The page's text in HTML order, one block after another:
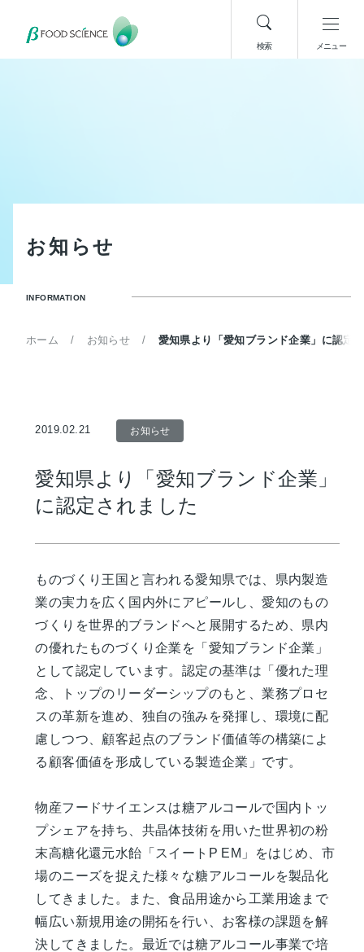
検索 メニュー
お知 らせ
INFORMATION
ホーム お知らせ 愛知県より「愛知ブランド企業」に認定
2019.02.21 お知らせ
愛知県より「愛知ブランド企業」
に認定されました
ものづくり王国と言われる愛知県では、県内製造
業の実力を広く国内外にアピールし、愛知のもの
づくりを世界的ブランドへと展開するため、県内
の優れたものづくり企業を「愛知ブランド企業」
として認定しています。認定の基準は「優れた理
念、トップのリーダーシップのもと、業務プロセ
スの革新を進め、独自の強みを発揮し、環境に配
慮しつつ、顧客起点のブランド価値等の構築によ
る顧客価値を形成している製造企業」です。
物産フードサイエンスは糖アルコールで国内トッ
プシェアを持ち、共晶体技術を用いた世界初の粉
末高糖化還元水飴「スイートP EM」をはじめ、市
場のニーズを捉えた様々な糖アルコールを製品化
してきました。また、食品用途から工業用途まで
幅広い新規用途の開拓を行い、お客様の課題を解
決してきました。最近では糖アルコール事業で培